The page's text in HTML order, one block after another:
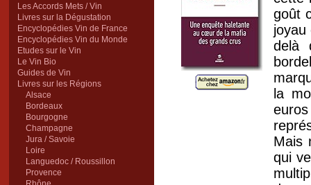
Les Accords Mets / Vin
Livres sur la Dégustation
Encyclopédies Vin de France
Encyclopédies Vin du Monde
Etudes sur le Vin
Le Vin Bio
Guides de Vin
Livres sur les Régions
Alsace
Bordeaux
Bourgogne
Champagne
Jura / Savoie
Loire
Languedoc / Roussillon
Provence
goût
joyau
delà
la
Mais
qui